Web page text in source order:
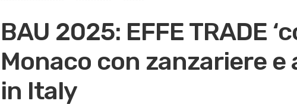
BAU 2025: EFFE TRADE
Monaco con zanzariere e
in Italy